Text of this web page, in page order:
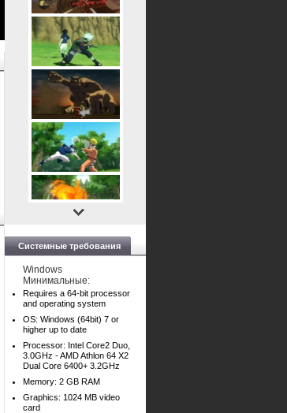
Системные требования
Windows
Минимальные:
Requires a 64-bit processor
and operating system
OS: Windows (64bit) 7 or
higher up to date
Processor: Intel Core2 Duo,
3.0GHz - AMD Athlon 64 X2
Dual Core 6400+ 3.2GHz
Memory: 2 GB RAM
Graphics: 1024 MB video
card